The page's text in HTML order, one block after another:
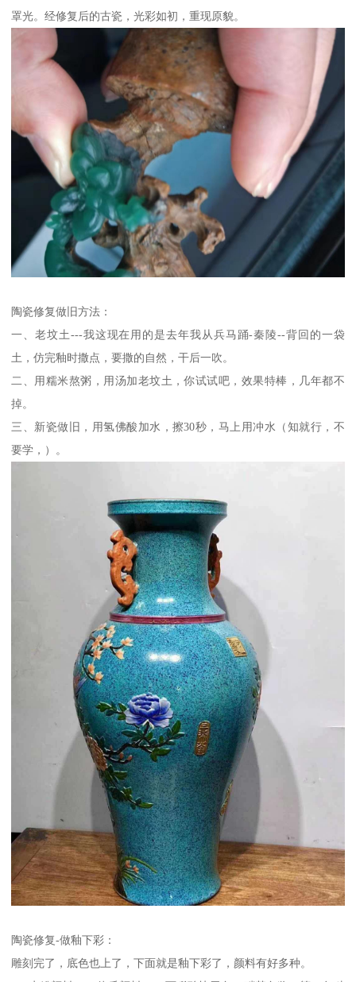
罩光。经修复后的古瓷，光彩如初，重现原貌。
陶瓷修复做旧方法：
一、老坟土---我这现在用的是去年我从兵马踊-秦陵--背回的一袋
土，仿完釉时撒点，要撒的自然，干后一吹。
二、用糯米熬粥，用汤加老坟土，你试试吧，效果特棒，几年都不
掉。
三、新瓷做旧，用氢佛酸加水，擦30秒，马上用冲水（知就行，不
要学，）。
陶瓷修复-做釉下彩：
雕刻完了，底色也上了，下面就是釉下彩了，颜料有好多种。